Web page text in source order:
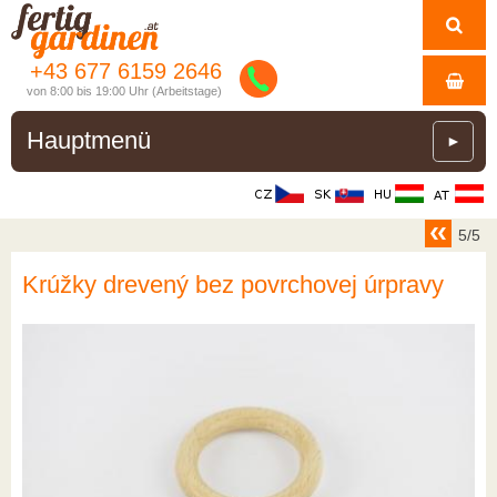
+43 677 6159 2646
von 8:00 bis 19:00 Uhr (Arbeitstage)
Hauptmenü ►
5/5
Krúžky drevený bez povrchovej úrpravy